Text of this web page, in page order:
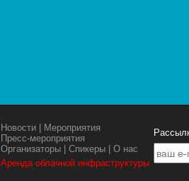
Новости
Мероприятия
Пресс-мероприятия
Организаторы |Спикеры |О нас
Аренда облачной инфраструктуры